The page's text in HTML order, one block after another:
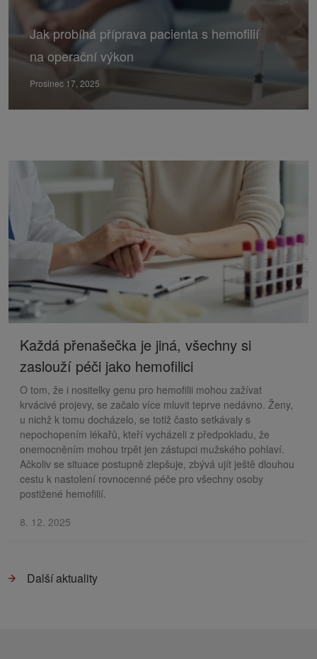
Jak probíhá příprava pacienta s hemofilií
na operační výkon
Prosinec 17, 2025
Každá přenašečka je jiná, všechny si
zaslouží péči jako hemofilici
O tom, že i nositelky genu pro hemofilii mohou zažívat
krvácivé projevy, se začalo více mluvit teprve nedávno. Ženy,
u nichž k tomu docházelo, se totiž často setkávaly s
nepochopením lékařů, kteří vycházeli z předpokladu, že
onemocněním mohou trpět jen zástupci mužského pohlaví.
Ačkoliv se situace postupně zlepšuje, zbývá ujít ještě dlouhou
cestu k nastolení rovnocenné péče pro všechny osoby
postižené hemofilií.
8. 12. 2025
Další aktuality